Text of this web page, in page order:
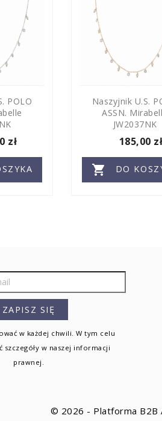
POLO
zł
Naszyjnik U.S.
ASSN.
JW2037NK
185,00 zł
 DO
w każdej chwili. W tym celu
szczegóły w naszej informacji
prawnej.
© 2026 - Platforma B2B